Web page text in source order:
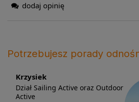
dodaj opinię
Potrzebujesz porady
Krzysiek
Dział Sailing Active oraz Outdoor
Active